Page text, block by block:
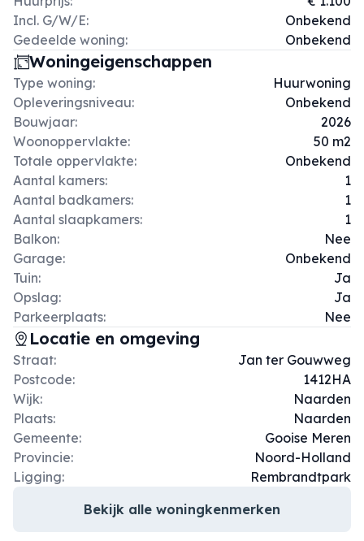
Incl. G/W/E:
Onbekend
Gedeelde woning:
Onbekend
Woningeigenschappen
Type woning:
Huurwoning
Opleveringsniveau:
Onbekend
Bouwjaar:
2026
Woonoppervlakte:
50 m2
Totale oppervlakte:
Onbekend
Aantal kamers:
1
Aantal badkamers:
1
Aantal slaapkamers:
1
Balkon:
Nee
Garage:
Onbekend
Tuin:
Ja
Opslag:
Ja
Parkeerplaats:
Nee
Locatie en omgeving
Straat:
Jan ter Gouwweg
Postcode:
1412HA
Wijk:
Naarden
Plaats:
Naarden
Gemeente:
Gooise Meren
Provincie:
Noord-Holland
Ligging:
Rembrandtpark
Bekijk alle woningkenmerken